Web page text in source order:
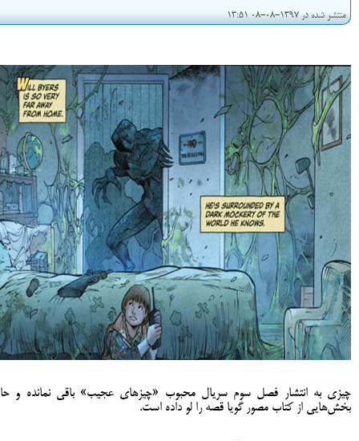
منتشر شده در 1397-08-08 13:51
چیزی به انتشار فصل سوم سریال محبوب «چیزهای عجیب» باقی نمانده و
بخش‌هایی از کتاب مصور گویا قصه را لو داده است.